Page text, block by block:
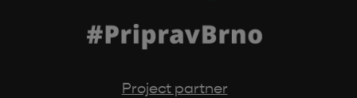
Project partner